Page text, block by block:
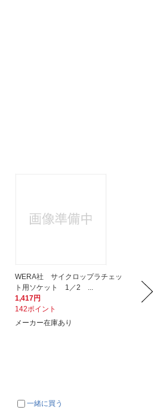
WERA社 サイクロップラチェッ
ト用ソケット 1／2 ...
1,417円
142ポイント
メーカー在庫あり
一緒に買う
ラ３
1,980円